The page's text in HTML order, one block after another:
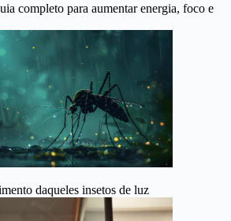
completo para aumentar energia, foco e
daqueles insetos de luz